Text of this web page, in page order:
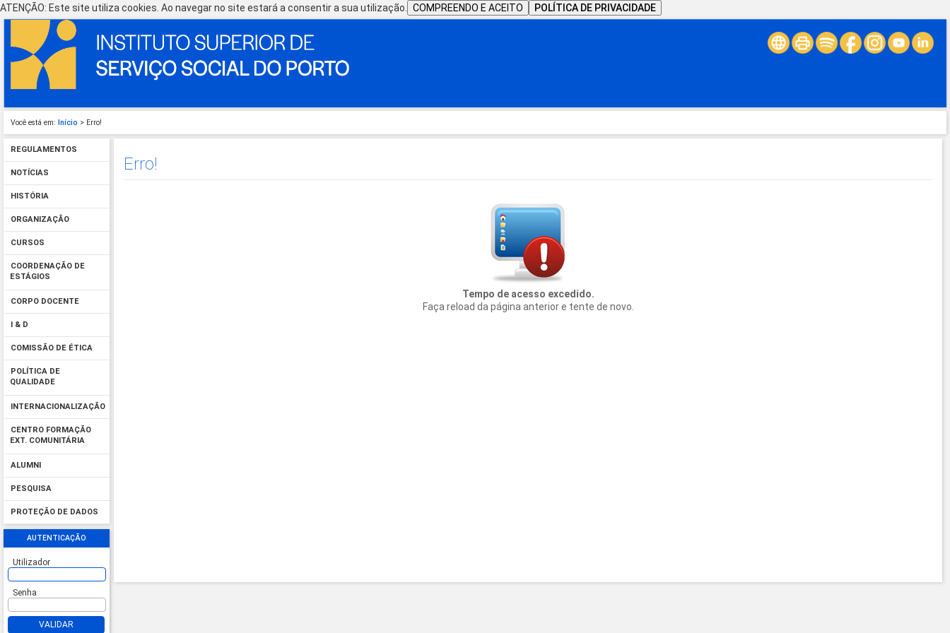
ATENÇÃO: Este site utiliza cookies. Ao navegar no site estará a consentir a sua utilização. COMPREENDO E ACEITO POLÍTICA DE PRIVACIDADE
Você está em: Início > Erro!
REGULAMENTOS
NOTÍCIAS
HISTÓRIA
ORGANIZAÇÃO
CURSOS
COORDENAÇÃO DE
ESTÁGIOS
CORPO DOCENTE
I & D
COMISSÃO DE ÉTICA
POLÍTICA DE
QUALIDADE
INTERNACIONALIZAÇÃO
CENTRO FORMAÇÃO
EXT. COMUNITÁRIA
ALUMNI
PESQUISA
PROTEÇÃO DE DADOS
AUTENTICAÇÃO
Utilizador
Senha
VALIDAR
Erro!
Tempo de acesso excedido.
Faça reload da página anterior e tente de novo.